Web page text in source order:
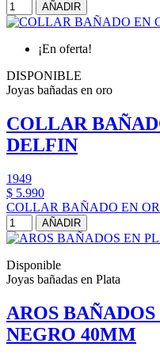
AÑADIR
¡En oferta!
DISPONIBLE
Joyas bañadas en oro
COLLAR
DELFIN
1949
$ 5.990
COLLAR BAÑADO EN
AÑADIR
Disponible
Joyas bañadas en Plata
AROS
NEGRO 40MM